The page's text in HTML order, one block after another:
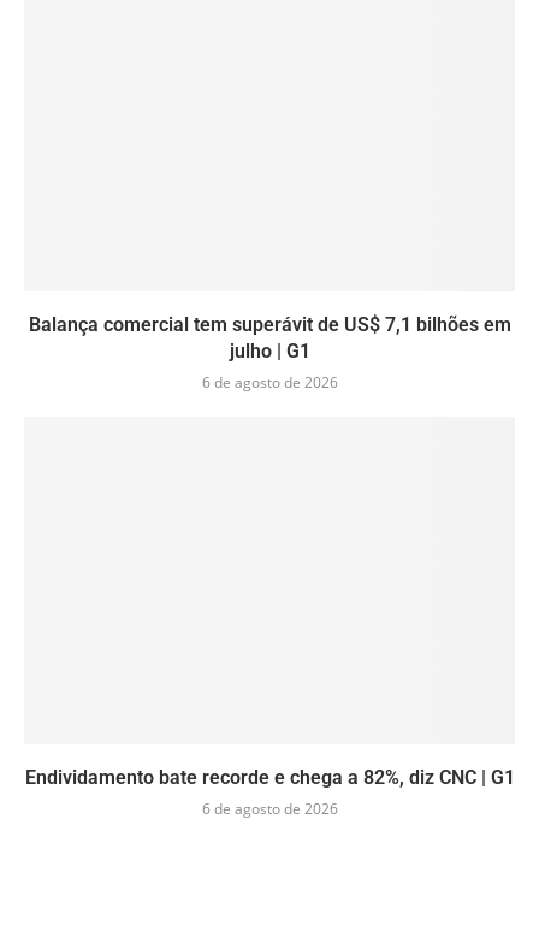
Balança comercial tem superávit de US$ 7,1 bilhões em
julho | G1
6 de agosto de 2026
Endividamento bate recorde e chega a 82%, diz CNC | G1
6 de agosto de 2026